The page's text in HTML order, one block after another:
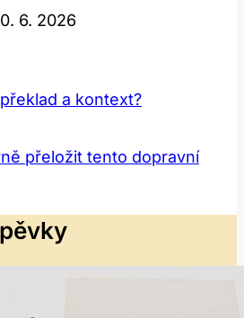
6. 2026
a kontext?
přeložit tento dopravní